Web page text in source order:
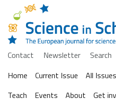
Contact Newsletter
Search
Home
Current Issue All Issues
Teach
Events About Get